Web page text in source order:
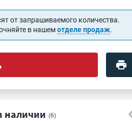
от запрашиваемого количества.
в нашемотделе продаж.
наличии (6)